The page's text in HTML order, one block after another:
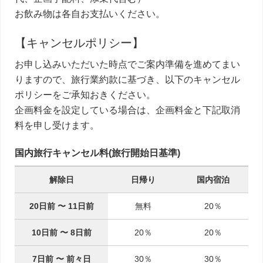
お飲み物は各自お支払いください。
【キャンセルポリシー】
お申し込みいただいた時点でご案内準備を進めてまい
りますので、旅行業約款に基づき、以下のキャンセル
ポリシーをご承知おきください。
企画料金を設定している場合は、企画料金と下記取消
料を申し受けます。
国内旅行キャンセル料(旅行開始日基準)
解除日
20日前〜11日前
10日前〜8日前
7日前〜前々日
日帰り
無料
20％
30％
国内宿泊
20％
20％
30％